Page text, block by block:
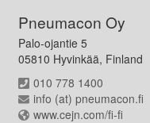
Pneumacon Oy
Palo-ojantie 5
05810 Hyvinkää, Finland
010 778 1400
info (at) pneumacon.fi
www.cejn.com/fi-fi